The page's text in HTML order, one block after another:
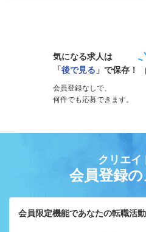
気になる求人は
「後で見る 」で保存！
会員登録なしで、
何件でも応募できます。
クリエイ
会員登録
会員限定機能であなたの転職活